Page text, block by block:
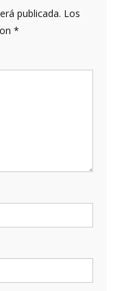
publicada. Los
*